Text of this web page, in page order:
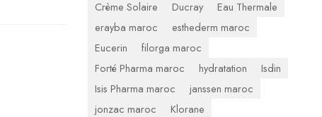
Crème Solaire
Ducray
Eau Thermale
erayba maroc
esthederm maroc
Eucerin
filorga maroc
Forté Pharma maroc
hydratation
Isdin
Isis Pharma maroc
janssen maroc
jonzac maroc
Klorane